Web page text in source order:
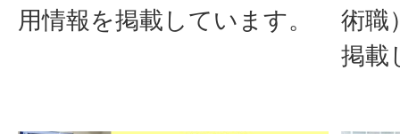
用情報を掲載しています。
術職
掲載